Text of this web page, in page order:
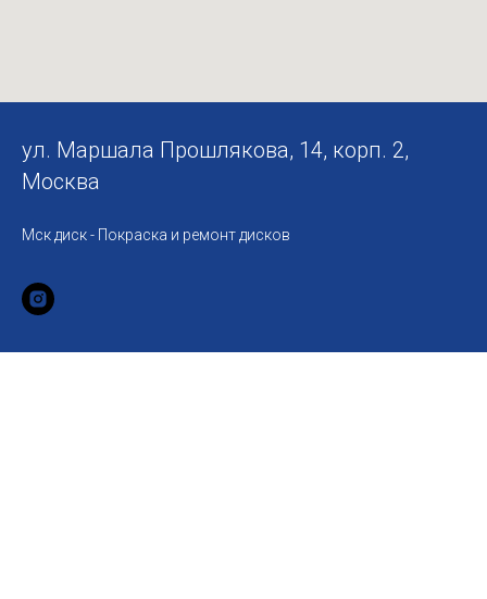
ул. Маршала Прошлякова, 14, корп. 2,
Москва
Мск диск - Покраска и ремонт дисков